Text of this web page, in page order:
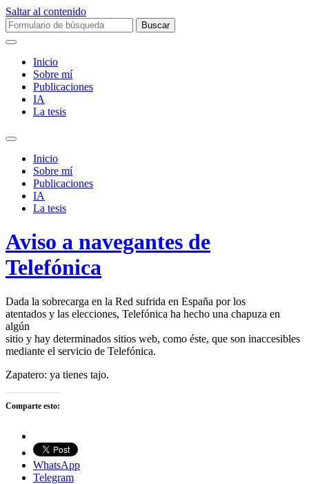
Saltar al contenido
Buscar:
Inicio
Sobre mí­
Publicaciones
IA
La tesis
Alternar
campo
búsqueda
Inicio
Sobre mí­
Publicaciones
IA
La tesis
Aviso a navegantes de
Telefónica
Dada la sobrecarga en la Red sufrida en España por los
atentados y las elecciones, Telefónica ha hecho una chapuza en
algún
sitio y hay determinados sitios web, como éste, que son inaccesibles
mediante el servicio de Telefónica.
Zapatero: ya tienes tajo.
Comparte esto:
WhatsApp
Telegram